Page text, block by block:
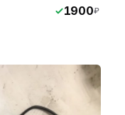
1900₽